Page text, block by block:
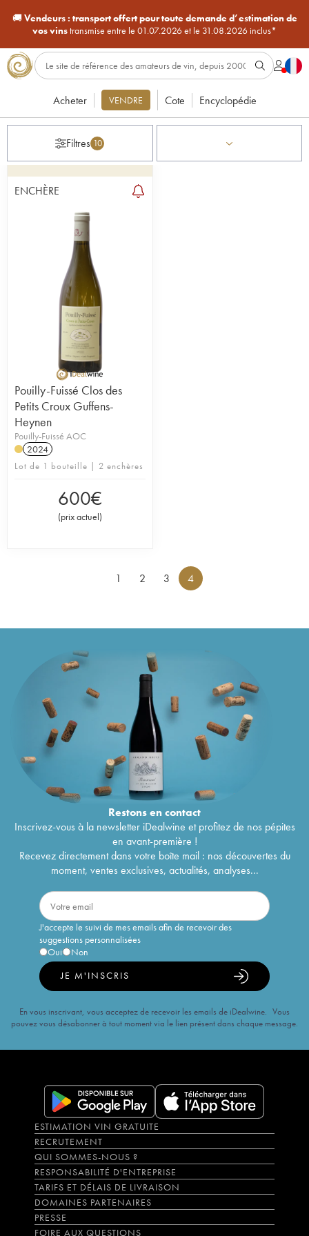
🚚Vendeurs : transport offert pour toute demande d’estimation de
vos vinstransmise entre le 01.07.2026 et le 31.08.2026 inclus*
Acheter VENDRE Cote Encyclopédie
Filtres 10
ENCHÈRE
Pouilly-Fuissé Clos des
Petits Croux Guffens-
Heynen
Pouilly-Fuissé AOC
2024
Lot de 1 bouteille | 2 enchères
600€
(prix actuel)
1 2 3 4
Restons encontact
Inscrivez-vous à la newsletter iDealwine et profitez de nos pépites
en avant-première !
Recevez directement dans votre boîte mail : nos découvertes du
moment, ventes exclusives, actualités, analyses...
J'accepte le suivi de mes emails afin de recevoir des
suggestions personnalisées
Oui
Non
JE M'INSCRIS
En vous inscrivant, vous acceptez de recevoir les emails de iDealwine. Vous
pouvez vous désabonner à tout moment via le lien présent dans chaque message.
ESTIMATION VIN GRATUITE
RECRUTEMENT
QUI SOMMES-NOUS ?
RESPONSABILITÉ D'ENTREPRISE
TARIFS ET DÉLAIS DE LIVRAISON
DOMAINES PARTENAIRES
PRESSE
FOIRE AUX QUESTIONS